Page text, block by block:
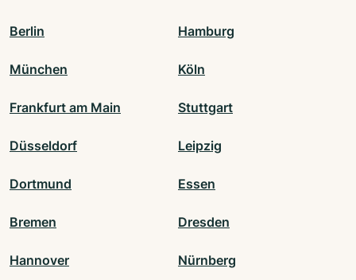
Berlin Hamburg
München Köln
Frankfurt am Main Stuttgart
Düsseldorf Leipzig
Dortmund Essen
Bremen Dresden
Hannover Nürnberg